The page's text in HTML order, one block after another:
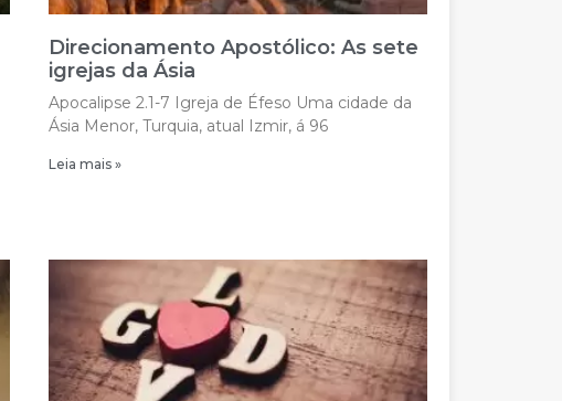
Direcionamento Apostólico: As sete
igrejas da Ásia
Apocalipse 2.1-7 Igreja de Éfeso Uma cidade da
Ásia Menor, Turquia, atual Izmir, á 96
Leia mais »